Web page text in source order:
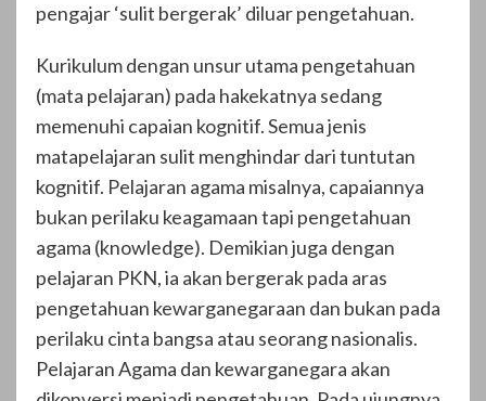
pengajar ‘sulit bergerak’ diluar pengetahuan.
Kurikulum dengan unsur utama pengetahuan
(mata pelajaran) pada hakekatnya sedang
memenuhi capaian kognitif. Semua jenis
matapelajaran sulit menghindar dari tuntutan
kognitif. Pelajaran agama misalnya, capaiannya
bukan perilaku keagamaan tapi pengetahuan
agama (knowledge). Demikian juga dengan
pelajaran PKN, ia akan bergerak pada aras
pengetahuan kewarganegaraan dan bukan pada
perilaku cinta bangsa atau seorang nasionalis.
Pelajaran Agama dan kewarganegara akan